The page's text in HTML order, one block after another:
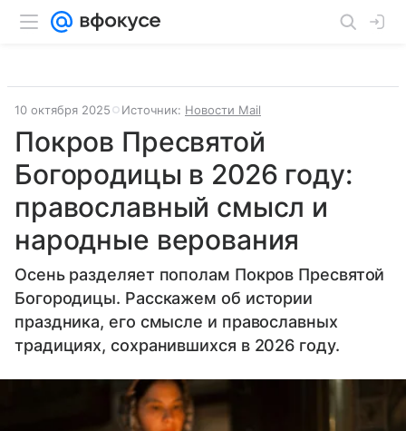
10 октября 2025 Источник: Новости Mail
Покров Пресвятой
Богородицы в 2026 году:
православный смысл и
народные верования
Осень разделяет пополам Покров Пресвятой
Богородицы. Расскажем об истории
праздника, его смысле и православных
традициях, сохранившихся в 2026 году.